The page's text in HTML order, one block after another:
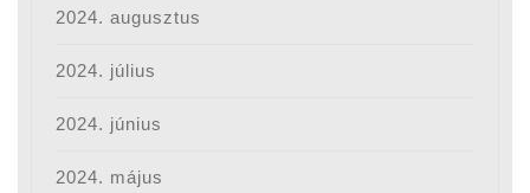
2024. augusztus
2024. július
2024. június
2024. május